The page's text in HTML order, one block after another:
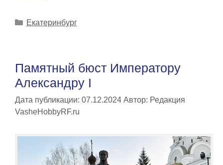
Рубрики
Екатеринбург
Памятный бюст Императору
Александру I
Дата публикации: 07.12.2024 Автор: Редакция
VasheHobbyRF.ru